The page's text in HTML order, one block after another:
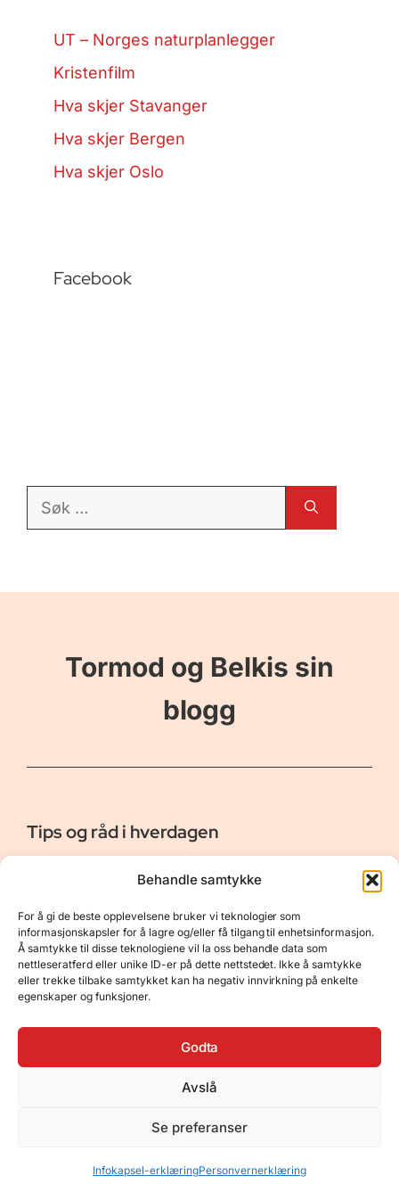
Behandle samtykke
For å gi de beste opplevelsene bruker vi teknologier som
informasjonskapsler for å lagre og/eller få tilgang til enhetsinformasjon.
Å samtykke til disse teknologiene vil la oss behandle data som
nettleseratferd eller unike ID-er på dette nettstedet. Ikke å samtykke
eller trekke tilbake samtykket kan ha negativ innvirkning på enkelte
egenskaper og funksjoner.
Godta
Avslå
Se preferanser
Infokapsel-erklæringPersonvernerklæring
UT – Norges naturplanlegger
Kristenfilm
Hva skjer Stavanger
Hva skjer Bergen
Hva skjer Oslo
Facebook
Søk
Tormod og Belkis sin
blogg
Tips og råd i hverdagen
Er vår bloggside hvor vi ønsker å dele våre opplevelser og
gi deg råd og tips innen reiser, hotell - og restauranter,
naturopplevelser, personlig pleie, data, film og bøker m.m.
Nyttige Linker
Om oss
Kontakt
Resurser
Personvernerklæring
Opphavsrett
GeneratePress•Hosted by